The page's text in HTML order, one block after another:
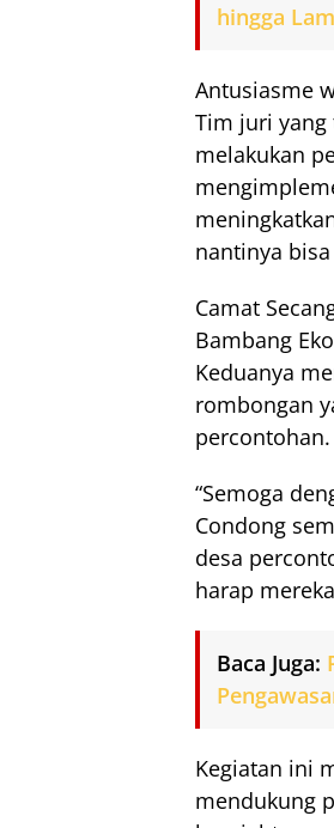
hingga
Antusiasme
Tim juri yang
melakukan
nantinya
Camat
Bambang
Keduanya
rombongan
percontohan.
“Semoga
Condong
desa
harap
Baca Juga:
Kegiatan ini
mendukung